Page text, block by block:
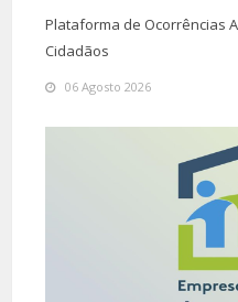
Plataforma de Ocorrências
Cidadãos
06 Agosto 2026